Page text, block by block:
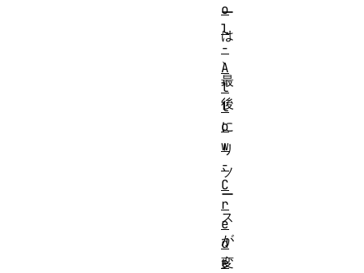
ー
は
、
最
後
に
リ
ソ
ー
ス
が
変
o
l
-
A
l
l
o
w
-
C
r
e
d
e